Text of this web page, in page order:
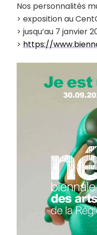
Nos personnalités
> exposition au
> jusqu’au 7 janvier
> https://